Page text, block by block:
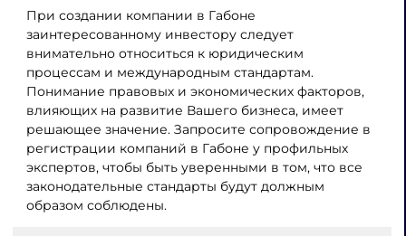
При создании компании в Габоне
заинтересованному инвестору следует
внимательно относиться к юридическим
процессам и международным стандартам.
Понимание правовых и экономических факторов,
влияющих на развитие Вашего бизнеса, имеет
решающее значение. Запросите сопровождение в
регистрации компаний в Габоне у профильных
экспертов, чтобы быть уверенными в том, что все
законодательные стандарты будут должным
образом соблюдены.